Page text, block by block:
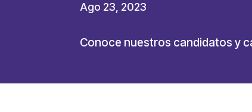
Ago 23, 2023
Conoce nuestros candidatos y